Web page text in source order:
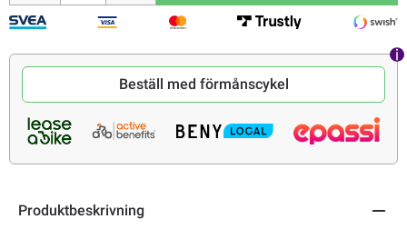
Beställ med förmånscykel
Produktbeskrivning